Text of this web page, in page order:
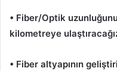
• Fiber/Optik
kilometreye
• Fiber altyapının